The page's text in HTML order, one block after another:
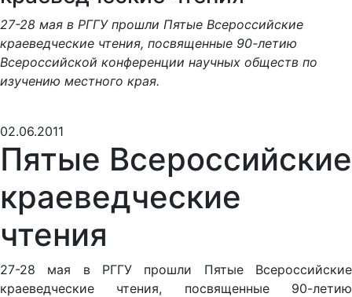
27-28 мая в РГГУ прошли Пятые Всероссийские
краеведческие чтения, посвященные 90-летию
Всероссийской конференции научных обществ по
изучению местного края.
02.06.2011
Пятые Всероссийские
краеведческие
чтения
27-28 мая в РГГУ прошли Пятые Всероссийские
краеведческие чтения, посвященные 90-летию